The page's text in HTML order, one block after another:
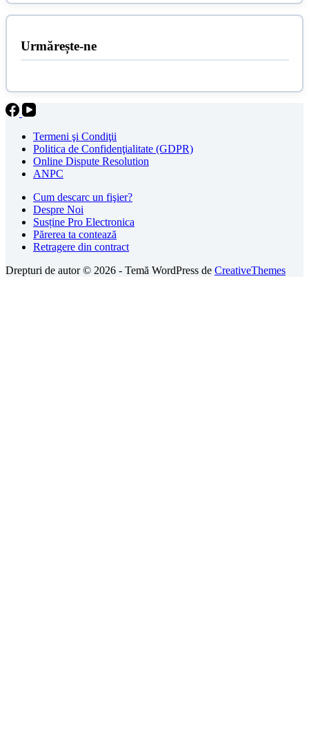
Urmărește-ne
Termeni şi Condiţii
Politica de Confidenţialitate (GDPR)
Online Dispute Resolution
ANPC
Cum descarc un fişier?
Despre Noi
Susține Pro Electronica
Părerea ta contează
Retragere din contract
Drepturi de autor © 2026 - Temă WordPress de CreativeThemes